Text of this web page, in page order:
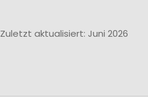
Zuletzt aktualisiert: Juni 2026